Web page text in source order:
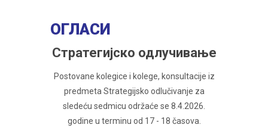
ОГЛАСИ
Стратегијско одлучивање
Postovane kolegice i kolege, konsultacije iz
predmeta Strategijsko odlučivanje za
sledeću sedmicu održaće se 8.4.2026.
godine u terminu od 17 - 18 časova.